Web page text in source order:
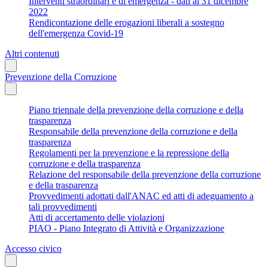
2022
Rendicontazione delle erogazioni liberali a sostegno
dell'emergenza Covid-19
Altri contenuti
Prevenzione della Corruzione
Piano triennale della prevenzione della corruzione e della
trasparenza
Responsabile della prevenzione della corruzione e della
trasparenza
Regolamenti per la prevenzione e la repressione della
corruzione e della trasparenza
Relazione del responsabile della prevenzione della corruzione
e della trasparenza
Provvedimenti adottati dall'ANAC ed atti di adeguamento a
tali provvedimenti
Atti di accertamento delle violazioni
PIAO - Piano Integrato di Attività e Organizzazione
Accesso civico